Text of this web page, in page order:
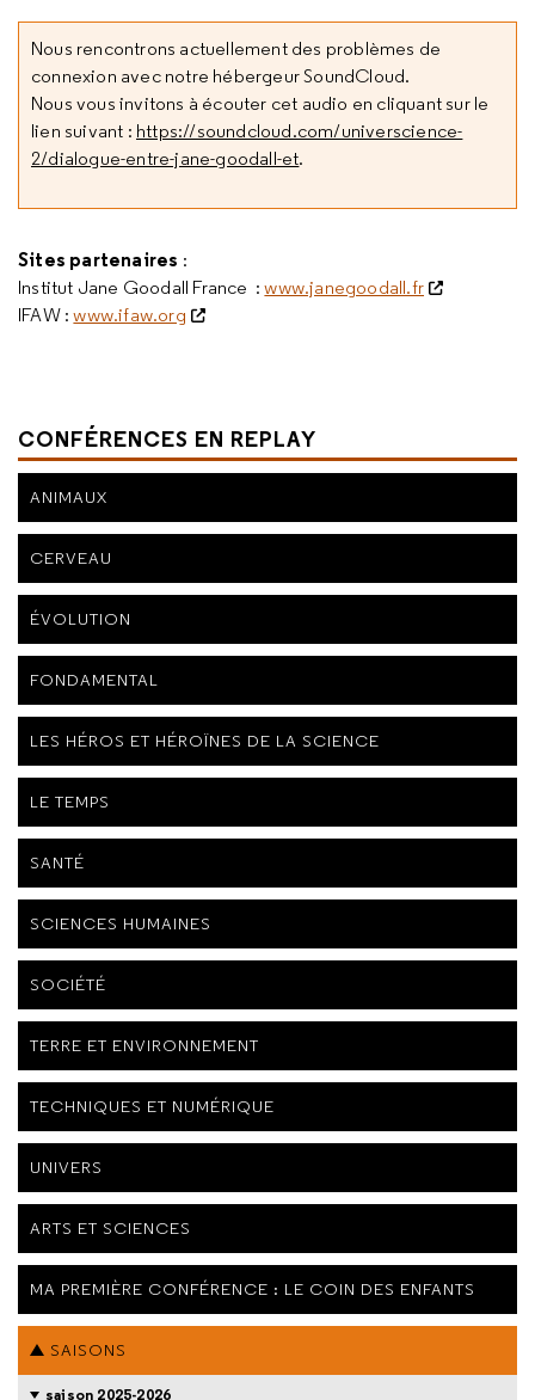
Nous rencontrons actuellement des problèmes de
connexion avec notre hébergeur SoundCloud.
Nous vous invitons à écouter cet audio en cliquant sur le
lien suivant : https://soundcloud.com/universcience-
2/dialogue-entre-jane-goodall-et.
Sites partenaires :
Institut Jane Goodall France :www.janegoodall.fr
IFAW :www.ifaw.org
CONFÉRENCES EN REPLAY
ANIMAUX
CERVEAU
ÉVOLUTION
FONDAMENTAL
LES HÉROS ET HÉROÏNES DE LA SCIENCE
LE TEMPS
SANTÉ
SCIENCES HUMAINES
SOCIÉTÉ
TERRE ET ENVIRONNEMENT
TECHNIQUES ET NUMÉRIQUE
UNIVERS
ARTS ET SCIENCES
MA PREMIÈRE CONFÉRENCE : LE COIN DES ENFANTS
SAISONS
saison 2025-2026